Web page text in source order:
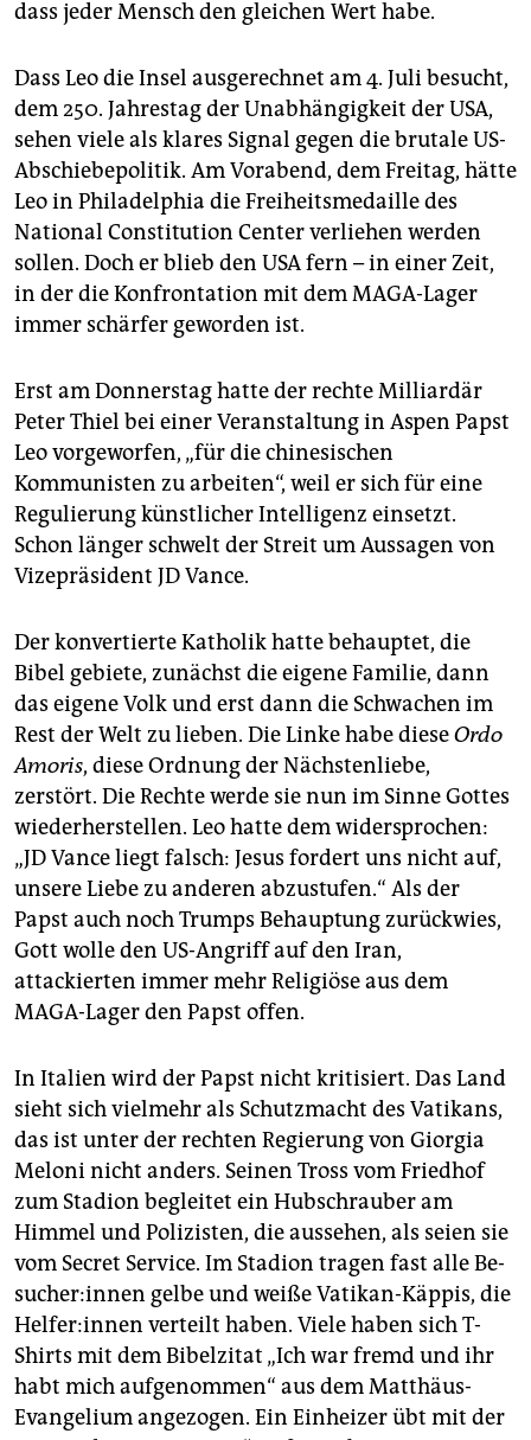
dass jeder Mensch den gleichen Wert habe.
Dass Leo die Insel ausgerechnet am 4. Juli besucht,
dem 250. Jahrestag der Unabhängigkeit der USA,
sehen viele als klares Signal gegen die brutale US-
Abschiebepolitik. Am Vorabend, dem Freitag, hätte
Leo in Philadelphia die Freiheitsmedaille des
National Constitution Center verliehen werden
sollen. Doch er blieb den USA fern – in einer Zeit,
in der die Konfrontation mit dem MAGA-Lager
immer schärfer geworden ist.
Erst am Donnerstag hatte der rechte Milliardär
Peter Thiel bei einer Veranstaltung in Aspen Papst
Leo vorgeworfen, „für die chinesischen
Kommunisten zu arbeiten“, weil er sich für eine
Regulierung künstlicher Intelligenz einsetzt.
Schon länger schwelt der Streit um Aussagen von
Vizepräsident JD Vance.
Der konvertierte Katholik hatte behauptet, die
Bibel gebiete, zunächst die eigene Familie, dann
das eigene Volk und erst dann die Schwachen im
Rest der Welt zu lieben. Die Linke habe dieseOrdo
Amoris, diese Ordnung der Nächstenliebe,
zerstört. Die Rechte werde sie nun im Sinne Gottes
wiederherstellen. Leo hatte dem widersprochen:
„JD Vance liegt falsch: Jesus fordert uns nicht auf,
unsere Liebe zu anderen abzustufen.“ Als der
Papst auch noch Trumps Behauptung zurückwies,
Gott wolle den US-Angriff auf den Iran,
attackierten immer mehr Religiöse aus dem
MAGA-Lager den Papst offen.
In Italien wird der Papst nicht kritisiert. Das Land
sieht sich vielmehr als Schutzmacht des Vatikans,
das ist unter der rechten Regierung von Giorgia
Meloni nicht anders. Seinen Tross vom Friedhof
zum Stadion begleitet ein Hubschrauber am
Himmel und Polizisten, die aussehen, als seien sie
vom Secret Service. Im Stadion tragen fast alle Be­
su­che­r:in­nen gelbe und weiße Vatikan-Käppis, die
Hel­fe­r:in­nen verteilt haben. Viele haben sich T-
Shirts mit dem Bibelzitat „Ich war fremd und ihr
habt mich aufgenommen“ aus dem Matthäus-
Evangelium angezogen. Ein Einheizer übt mit der